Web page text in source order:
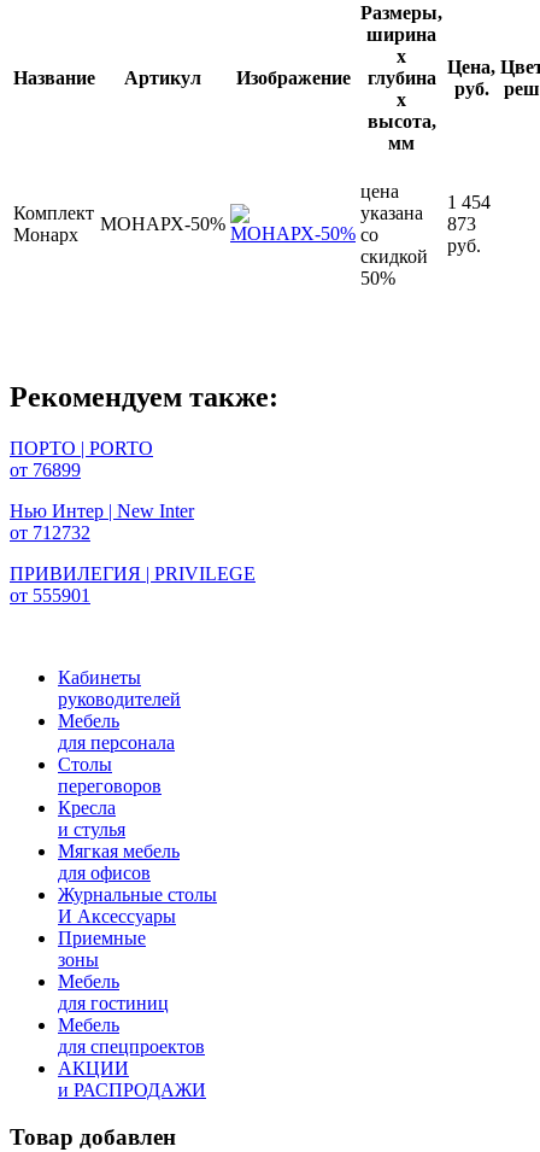
Название Артикул Изображение
Размеры,
ширина
х
глубина
х
высота,
мм
Цена,
руб.
Комплект
Монарх
МОНАРХ-50%
цена
указана
со
скидкой
50%
1 454
873
руб.
Рекомендуем также:
ПОРТО | PORTO
от 76899
Нью Интер | New Inter
от 712732
ПРИВИЛЕГИЯ | PRIVILEGE
от 555901
Кабинеты
руководителей
Мебель
для персонала
Столы
переговоров
Кресла
и стулья
Мягкая мебель
для офисов
Журнальные столы
И Аксессуары
Приемные
зоны
Мебель
для гостиниц
Мебель
для cпецпроектов
АКЦИИ
и РАСПРОДАЖИ
Товар добавлен